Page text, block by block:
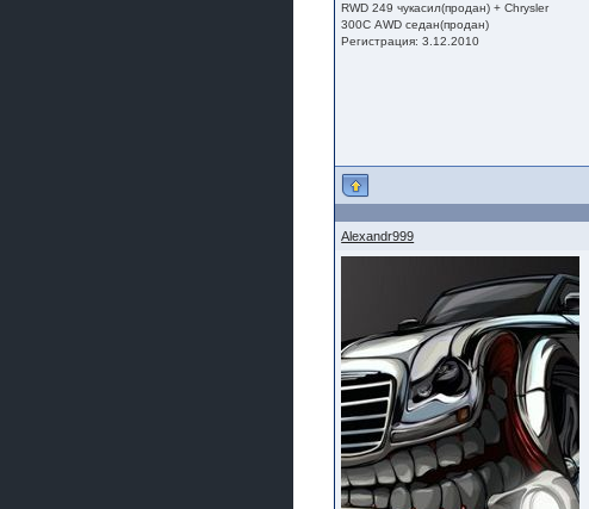
RWD 249 чукасил(продан) + Сhrysler
300С AWD седан(продан)
Регистрация: 3.12.2010
Alexandr999